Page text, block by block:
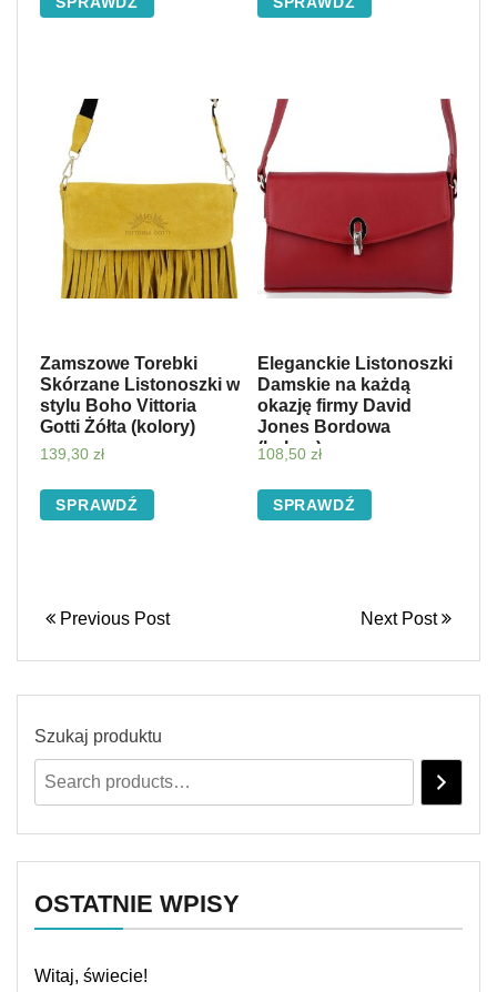
Zamszowe Torebki
Skórzane Listonoszki w
stylu Boho Vittoria
Gotti Żółta (kolory)
139,30 zł
SPRAWDŹ
Eleganckie Listonoszki
Damskie na każdą
okazję firmy David
Jones Bordowa
(kolory)
108,50 zł
SPRAWDŹ
Previous Post Next Post
Szukaj produktu
OSTATNIE WPISY
Witaj, świecie!